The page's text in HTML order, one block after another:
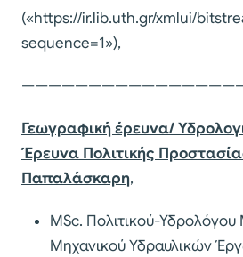
(«https://ir.lib.uth.gr/xmlui/
sequence=1»),
Γεωγραφική έρευνα/
Έρευνα Πολιτικής
Παπαλάσκαρη,
MSc. Πολιτικού-Υδρολόγου
Μηχανικού Υδραυλικών